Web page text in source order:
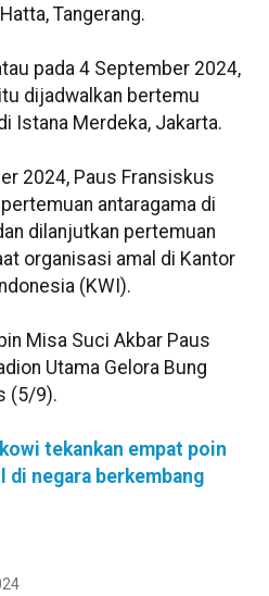
Tangerang.
pada 4 September 2024,
dijadwalkan bertemu
Istana Merdeka, Jakarta.
2024, Paus Fransiskus
antaragama di
dilanjutkan pertemuan
organisasi amal di Kantor
(KWI).
Misa Suci Akbar Paus
Utama Gelora Bung
(5/9).
tekankan empat poin
di negara berkembang